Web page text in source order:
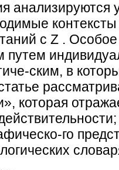
анализируются
с Z .
путем
ским, в
которая
го